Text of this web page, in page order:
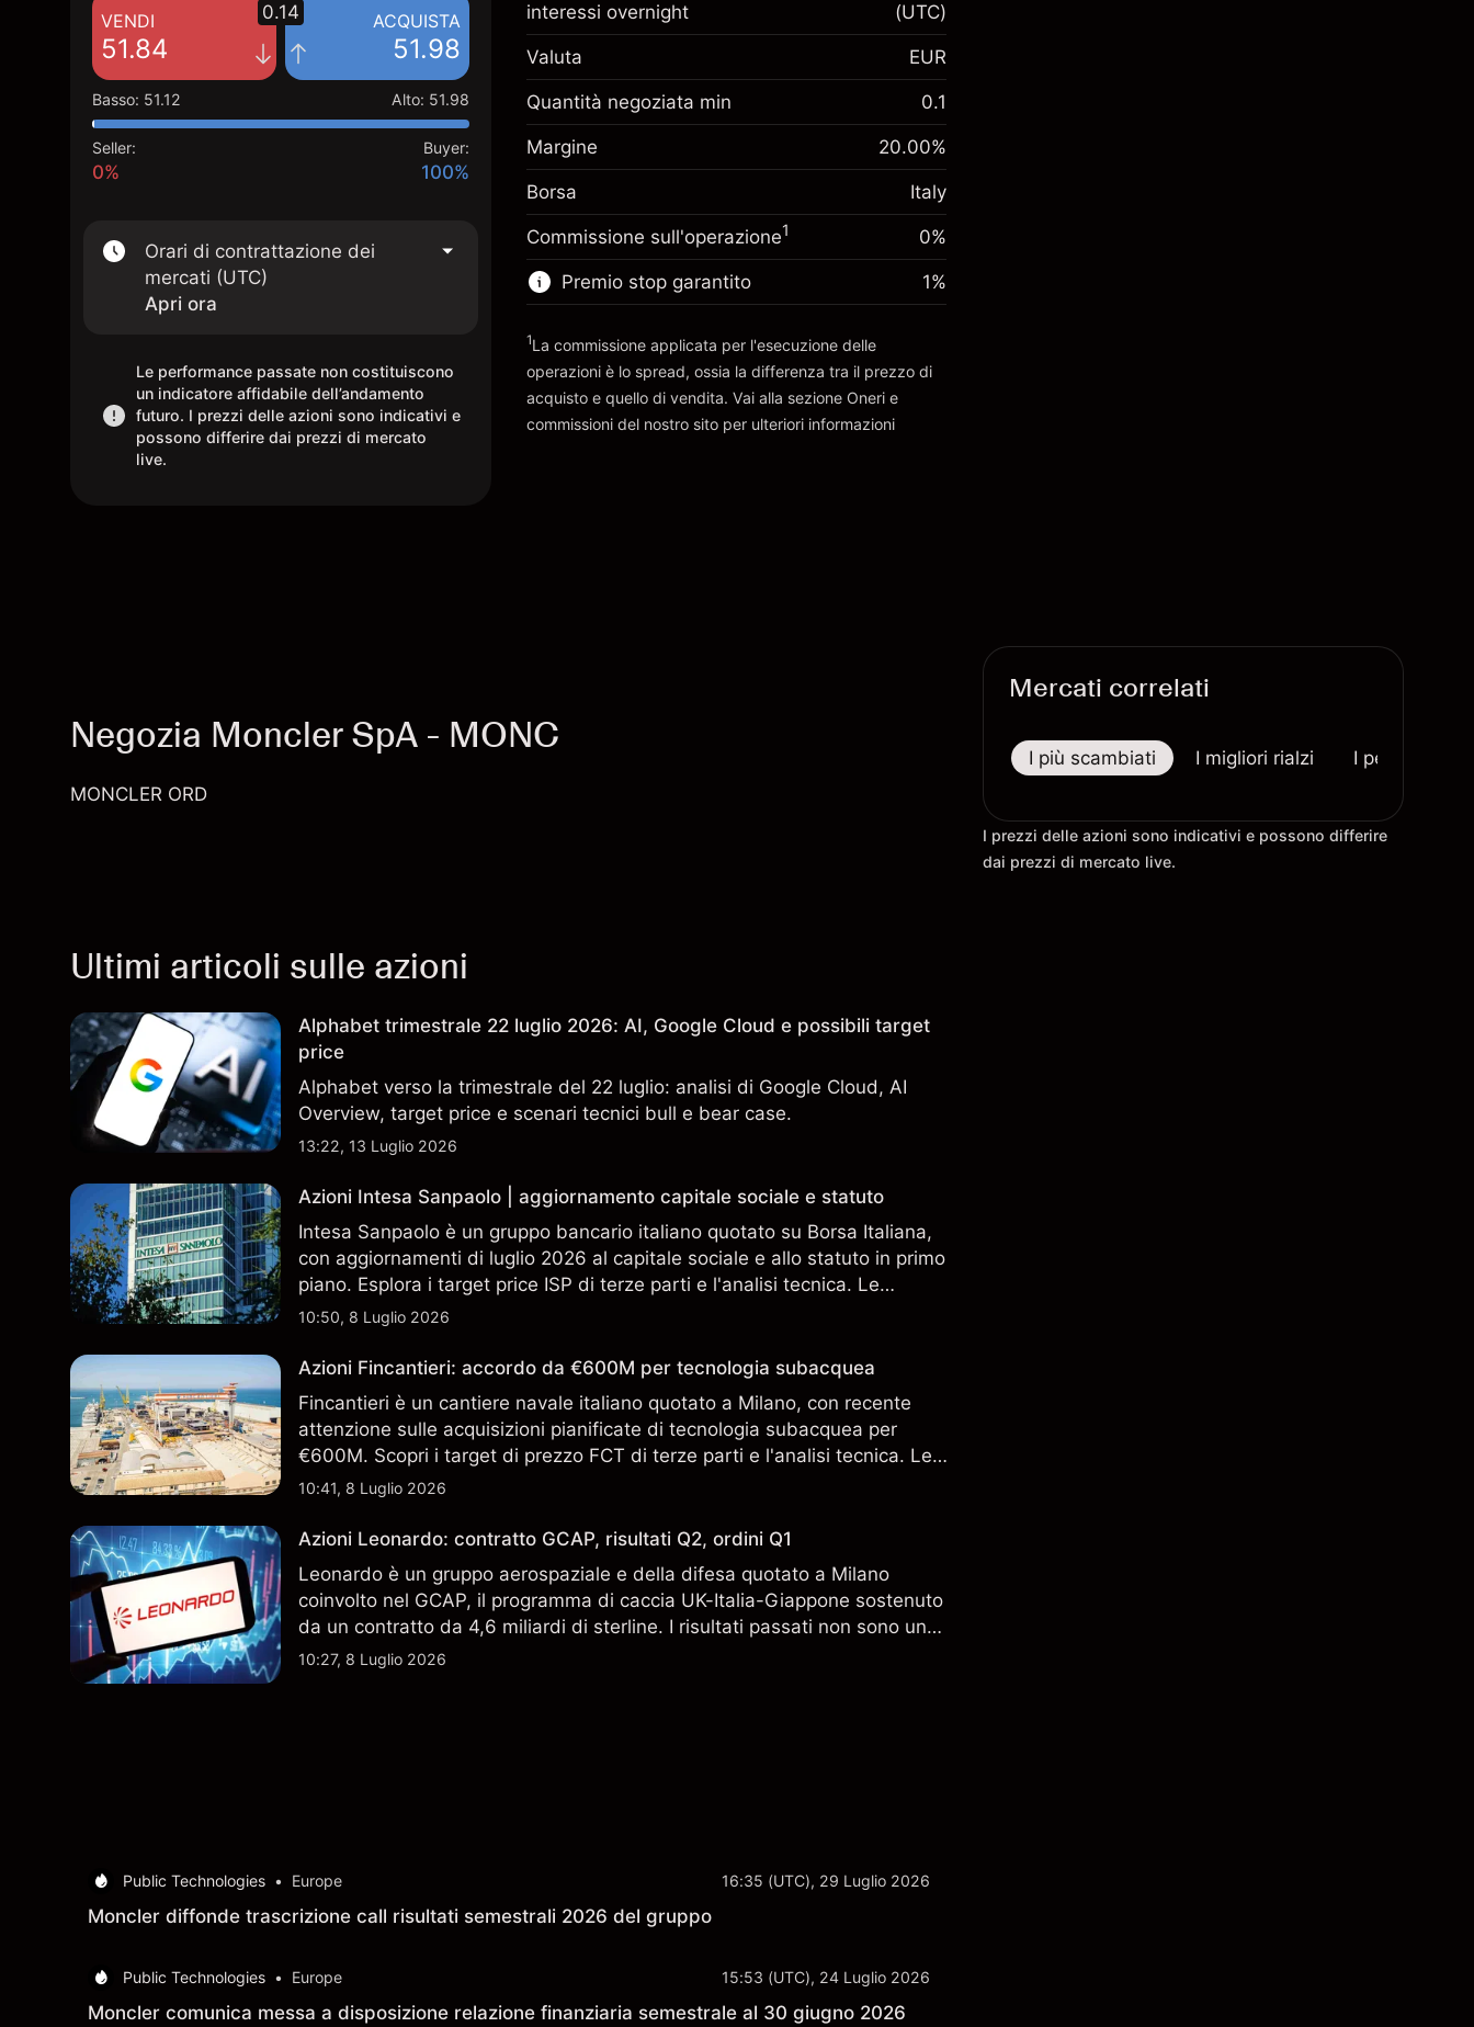
VENDI
51.84
ACQUISTA
51.98
0.14
Basso: 51.12 Alto: 51.98
Seller:
0%
Buyer:
100%
Orari di contrattazione dei
mercati (UTC)
Apri ora
Le performance passate non costituiscono
un indicatore affidabile dell’andamento
futuro. I prezzi delle azioni sono indicativi e
possono differire dai prezzi di mercato
live.
Margine. Il tuo
€1,000.00
Adeguamento
finanziamento overnight
Oneri per l'intero valore della
posizione
-0.017307
(-€0.87)
Dimensione dell'operazione a leva ~
€5,000.00
Denaro da leva ~€4,000.00
Vai alla piattaforma
investimento
€1,000.00
finanziamento overnight
Oneri per l'intero valore della
-0.004915
(-€0.25)
Dimensione dell'operazione a leva ~€5,000.00
Vai alla piattaforma
interessi overnight
(UTC)
Valuta EUR
Quantità negoziata min 0.1
Margine 20.00%
Borsa Italy
Commissione sull'operazione1 0%
Premio stop garantito 1%
1La commissione applicata per l'esecuzione delle
operazioni è lo spread, ossia la differenza tra il prezzo di
acquisto e quello di vendita. Vai alla sezione Oneri e
commissioni del nostro sito per ulteriori informazioni
Negozia Moncler SpA - MONC
MONCLER ORD
Ultimi articoli sulle azioni
Alphabet trimestrale 22 luglio 2026: AI, Google Cloud e possibili target
price
Alphabet verso la trimestrale del 22 luglio: analisi di Google Cloud, AI
Overview, target price e scenari tecnici bull e bear case.
13:22, 13 Luglio 2026
Azioni Intesa Sanpaolo | aggiornamento capitale sociale e statuto
Intesa Sanpaolo è un gruppo bancario italiano quotato su Borsa Italiana,
con aggiornamenti di luglio 2026 al capitale sociale e allo statuto in primo
piano. Esplora i target price ISP di terze parti e l'analisi tecnica. Le
performance passate non sono un indicatore affidabile dei risultati futuri.
10:50, 8 Luglio 2026
Azioni Fincantieri: accordo da €600M per tecnologia subacquea
Fincantieri è un cantiere navale italiano quotato a Milano, con recente
attenzione sulle acquisizioni pianificate di tecnologia subacquea per
€600M. Scopri i target di prezzo FCT di terze parti e l'analisi tecnica. Le
performance passate non sono un indicatore affidabile dei risultati futuri.
10:41, 8 Luglio 2026
Azioni Leonardo: contratto GCAP, risultati Q2, ordini Q1
Leonardo è un gruppo aerospaziale e della difesa quotato a Milano
coinvolto nel GCAP, il programma di caccia UK-Italia-Giappone sostenuto
da un contratto da 4,6 miliardi di sterline. I risultati passati non sono un
indicatore affidabile dei risultati futuri.
10:27, 8 Luglio 2026
Public Technologies • Europe 16:35 (UTC), 29 Luglio 2026
Moncler diffonde trascrizione call risultati semestrali 2026 del gruppo
Public Technologies • Europe 15:53 (UTC), 24 Luglio 2026
Moncler comunica messa a disposizione relazione finanziaria semestrale al 30 giugno 2026
Mercati correlati
I più scambiati I migliori rialzi I peggiori
I prezzi delle azioni sono indicativi e possono differire
dai prezzi di mercato live.